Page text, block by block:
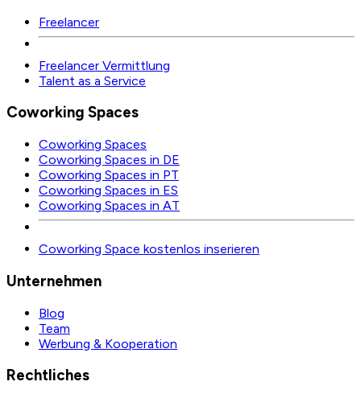
Freelancer
Freelancer Vermittlung
Talent as a Service
Coworking Spaces
Coworking Spaces
Coworking Spaces in DE
Coworking Spaces in PT
Coworking Spaces in ES
Coworking Spaces in AT
Coworking Space kostenlos inserieren
Unternehmen
Blog
Team
Werbung & Kooperation
Rechtliches